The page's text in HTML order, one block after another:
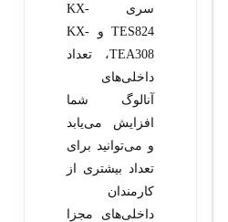
سری KX-
TES824 و KX-
TEA308، تعداد
داخلی‌های
آنالوگ شما
افزایش می‌یابد
و می‌توانید برای
تعداد بیشتری از
کارمندان
داخلی‌های مجزا